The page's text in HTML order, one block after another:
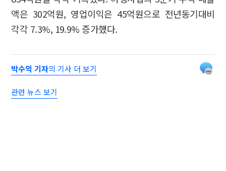
액은 302억원, 영업이익은 45억원으로 전년동기대비
각각 7.3%, 19.9% 증가했다.
박수익 기자의 기사 더 보기
관련 뉴스 보기